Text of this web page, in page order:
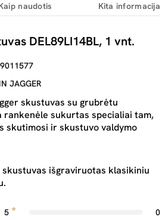
naudotis Kita informacija
DEL89LI14BL, 1 vnt.
JAGGER
skustuvas su grubrėtu
rankenėle sukurtas specialiai tam,
skutimosi ir skustuvo valdymo
išgraviruotas klasikiniu
5
0